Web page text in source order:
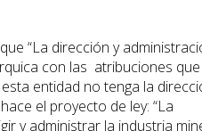
“La dirección y
con las atribuciones que
entidad no tenga la
el proyecto de ley: “La
y administrar la industria